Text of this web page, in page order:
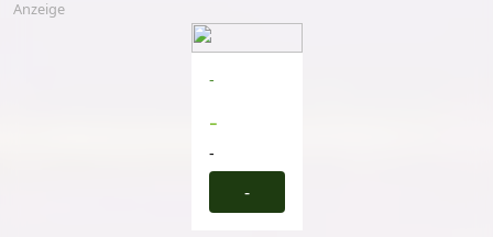
Anzeige
-
-
-
-